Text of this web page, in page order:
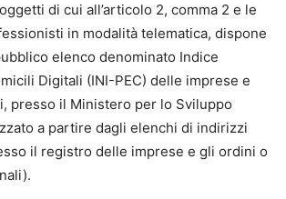
di cui all’articolo 2, comma 2 e le
in modalità telematica, dispone
elenco denominato Indice
Digitali (INI-PEC) delle imprese e
presso il Ministero per lo Sviluppo
a partire dagli elenchi di indirizzi
il registro delle imprese e gli ordini o